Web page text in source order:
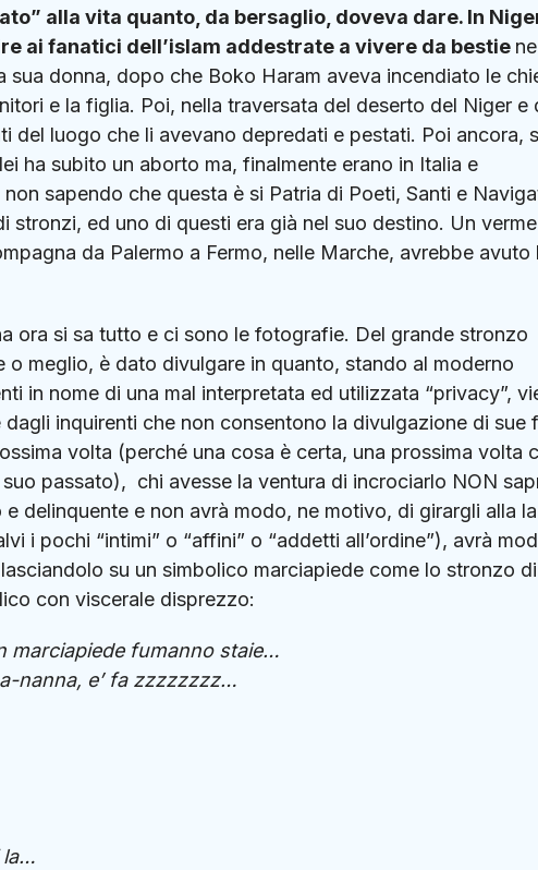
alla vita quanto, da bersaglio, doveva dare. In
ai fanatici dell’islam addestrate a vivere da bestie
sua donna, dopo che Boko Haram aveva incendiato le
e la figlia. Poi, nella traversata del deserto del Niger e
del luogo che li avevano depredati e pestati. Poi ancora,
ha subito un aborto ma, finalmente erano in Italia e
sapendo che questa è si Patria di Poeti, Santi e
stronzi, ed uno di questi era già nel suo destino. Un
da Palermo a Fermo, nelle Marche, avrebbe avuto
ora si sa tutto e ci sono le fotografie. Del grande stronzo
o meglio, è dato divulgare in quanto, stando al moderno
in nome di una mal interpretata ed utilizzata “privacy”,
inquirenti che non consentono la divulgazione di sue
volta (perché una cosa è certa, una prossima volta
passato), chi avesse la ventura di incrociarlo NON
delinquente e non avrà modo, ne motivo, di girargli alla
i pochi “intimi” o “affini” o “addetti all’ordine”), avrà
su un simbolico marciapiede come lo stronzo di
con viscerale disprezzo:
marciapiede fumanno staie…
nanna, e’ fa zzzzzzzz…
la…